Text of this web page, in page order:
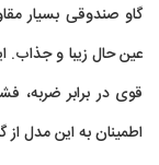
گاو صندوقی بسیار
عین حال زیبا و جذاب.
قوی در برابر ضربه،
اطمینان به این مدل